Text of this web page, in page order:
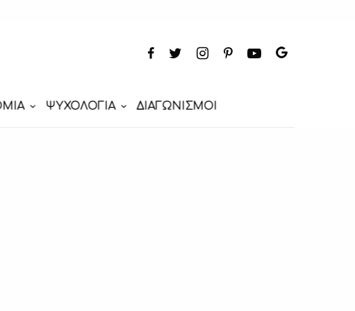
ΨΥΧΟΛΟΓΙΑ ΔΙΑΓΩΝΙΣΜΟΙ